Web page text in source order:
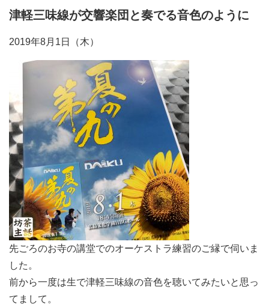
津軽三味線が交響楽団と奏でる音色のように
2019年8月1日（木）
先ごろのお寺の講堂でのオーケストラ練習のご縁で伺いま
した。
前から一度は生で津軽三味線の音色を聴いてみたいと思っ
てまして。